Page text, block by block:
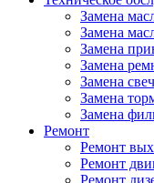
Замена
Замена
Замена
Замена
Замена
Замена
Замена
Ремонт
Ремонт
Ремонт
Ремонт